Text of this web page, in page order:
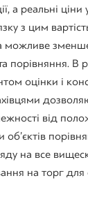
а реальні
з цим
можливе
порівняння. В
оцінки і
від
об’єктів
на все
на торг для